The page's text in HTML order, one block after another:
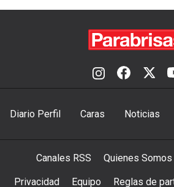
Diario Perfil Caras Noticias
Canales RSS Quienes Somos
Privacidad Equipo Reglas de